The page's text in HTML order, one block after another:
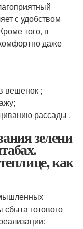
с удобством
того, в
даже
вешенок ;
рассады .
зелени
как
готового